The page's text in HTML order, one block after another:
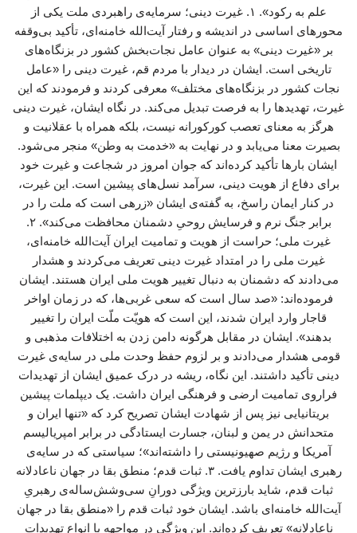
علم به رکود». ۱. غیرت دینی؛ سرمایه‌ی راهبردی ملت یکی از
محورهای اساسی در اندیشه و رفتار آیت‌الله خامنه‌ای، تأکید بی‌وقفه
بر «غیرت دینی» به عنوان عامل نجات‌بخش کشور در بزنگاه‌های
تاریخی است. ایشان در دیدار با مردم قم، غیرت دینی را «عامل
نجات کشور در بزنگاه‌های مختلف» معرفی کردند و فرمودند که این
غیرت، تهدیدها را به فرصت تبدیل می‌کند. در نگاه ایشان، غیرت دینی
هرگز به معنای تعصب کورکورانه نیست، بلکه همراه با عقلانیت و
بصیرت معنا می‌یابد و در نهایت به «خدمت به وطن» منجر می‌شود.
ایشان بارها تأکید کرده‌اند که جوان امروز در شجاعت و غیرت خود
برای دفاع از هویت دینی، سرآمد نسل‌های پیشین است. این غیرت،
در کنار ایمان راسخ، به گفته‌ی ایشان «زرهی است که ملت را در
برابر جنگ نرم و فرسایش روحیِ دشمنان محافظت می‌کند». ۲.
غیرت ملی؛ حراست از هویت و تمامیت ایران آیت‌الله خامنه‌ای،
غیرت ملی را در امتداد غیرت دینی تعریف می‌کردند و هشدار
می‌دادند که دشمنان به دنبال تغییر هویت ملی ایران هستند. ایشان
فرموده‌اند: «صد سال است که سعی غربی‌ها، که در زمان اواخر
قاجار وارد ایران شدند، این است که هویّت ملّت ایران را تغییر
بدهند». ایشان در مقابل هرگونه دامن زدن به اختلافات مذهبی و
قومی هشدار می‌دادند و بر لزوم حفظ وحدت ملی در سایه‌ی غیرت
دینی تأکید داشتند. این نگاه، ریشه در درک عمیق ایشان از تهدیدات
فراروی تمامیت ارضی و فرهنگی ایران داشت. یک دیپلمات پیشین
بریتانیایی نیز پس از شهادت ایشان تصریح کرد که «تنها ایران و
متحدانش در یمن و لبنان، جسارت ایستادگی در برابر امپریالیسم
آمریکا و رژیم صهیونیستی را داشته‌اند»؛ سیاستی که در سایه‌ی
رهبری ایشان تداوم یافت. ۳. ثبات قدم؛ منطق بقا در جهان ناعادلانه
ثبات قدم، شاید بارزترین ویژگی دورانِ سی‌وشش‌ساله‌ی رهبریِ
آیت‌الله خامنه‌ای باشد. ایشان خود ثبات قدم را «منطق بقا در جهان
ناعادلانه» تعریف کرده‌اند. این ویژگی در مواجهه با انواع تهدیداتِ